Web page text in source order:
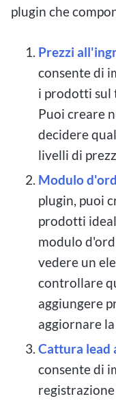
plugin che
Prezzi
consente di
i prodotti sul
Puoi creare
decidere
livelli di
Modulo
plugin, puoi
prodotti
modulo
vedere un
controllare
aggiungere
aggiornare
Cattura lead
consente di